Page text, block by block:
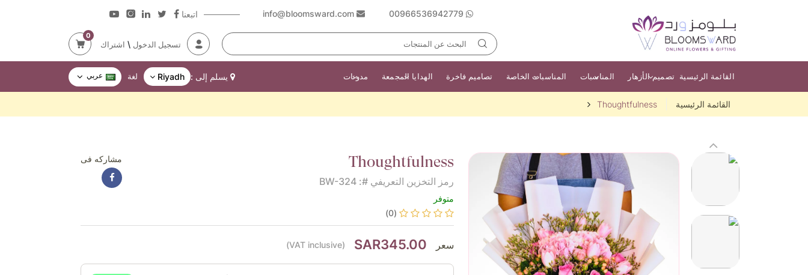
00966536942779
info@bloomsward.com اتبعنا
تسجيل الدخول \ اشتراك
0
القائمة الرئيسية تصميم الأزهار المناسبات المناسبات الخاصة تصاميم فاخرة الهدايا المجمعة مدونات يسلم إلى : Riyadh لغة عربي
القائمة الرئيسية Thoughtfulness
Thoughtfulness
رمز التخزين التعريفي #: BW-324
متوفر
(0)
مشاركه فى
سعر SAR345.00
(VAT inclusive)